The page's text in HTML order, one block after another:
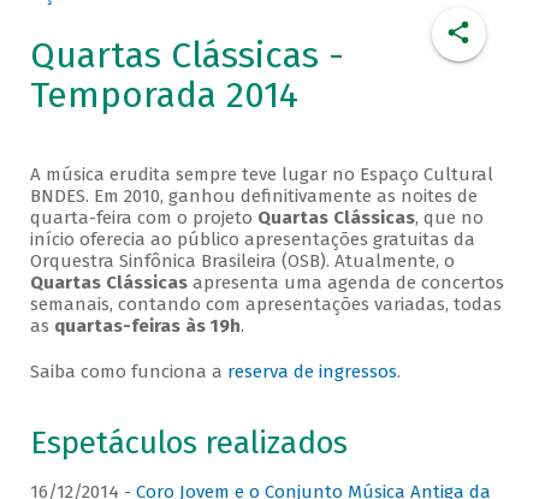
Quartas Clássicas -
Temporada 2014
A música erudita sempre teve lugar no Espaço Cultural
BNDES. Em 2010, ganhou definitivamente as noites de
quarta-feira com o projeto Quartas Clássicas, que no
início oferecia ao público apresentações gratuitas da
Orquestra Sinfônica Brasileira (OSB). Atualmente, o
Quartas Clássicasapresenta uma agenda de concertos
semanais, contando com apresentações variadas, todas
as quartas-feiras às 19h.
Saiba como funciona a reserva de ingressos.
Espetáculos realizados
16/12/2014 - Coro Jovem e o Conjunto Música Antiga da